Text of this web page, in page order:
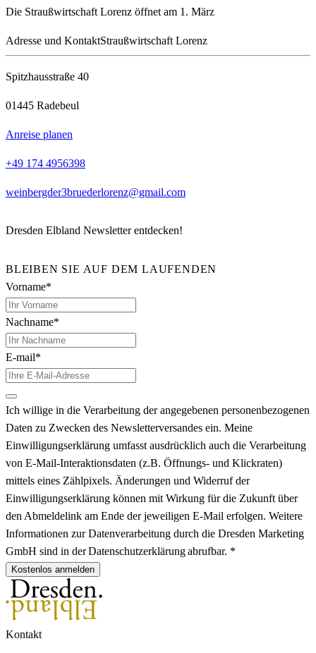
Die Straußwirtschaft Lorenz öffnet am 1. März
Adresse und KontaktStraußwirtschaft Lorenz
Spitzhausstraße 40
01445 Radebeul
Anreise planen
+49 174 4956398
weinbergder3bruederlorenz@gmail.com
Dresden Elbland Newsletter entdecken!
BLEIBEN SIE AUF DEM LAUFENDEN
Vorname*
Nachname*
E-mail*
Ich willige in die Verarbeitung der angegebenen personenbezogenen
Daten zu Zwecken des Newsletterversandes ein. Meine
Einwilligungserklärung umfasst ausdrücklich auch die Verarbeitung
von E-Mail-Interaktionsdaten (z.B. Öffnungs- und Klickraten)
mittels eines Zählpixels. Änderungen und Widerruf der
Einwilligungserklärung können mit Wirkung für die Zukunft über
den Abmeldelink am Ende der jeweiligen E-Mail erfolgen. Weitere
Informationen zur Datenverarbeitung durch die Dresden Marketing
GmbH sind in der Datenschutzerklärung abrufbar. *
Kostenlos anmelden
Kontakt